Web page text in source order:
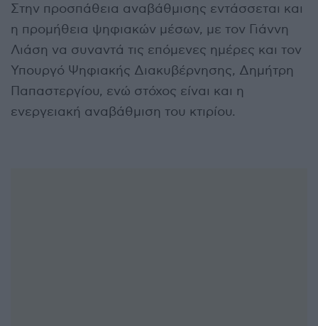
Στην προσπάθεια αναβάθμισης εντάσσεται και
η προμήθεια ψηφιακών μέσων, με τον Γιάννη
Λιάση να συναντά τις επόμενες ημέρες και τον
Υπουργό Ψηφιακής Διακυβέρνησης, Δημήτρη
Παπαστεργίου, ενώ στόχος είναι και η
ενεργειακή αναβάθμιση του κτιρίου.